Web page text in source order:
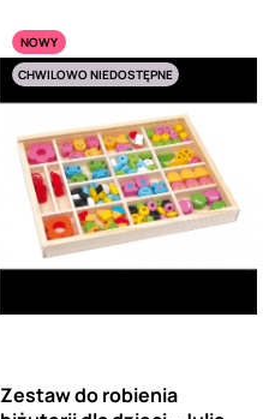
NOWY
CHWILOWO NIEDOSTĘPNE
Zestaw do robienia